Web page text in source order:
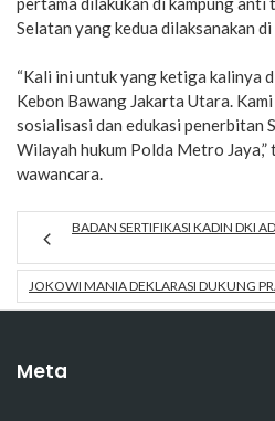
Selatan yang kedua dilaksanakan
“Kali ini untuk yang ketiga kalinya
Kebon Bawang Jakarta Utara.
sosialisasi dan edukasi penerbitan
Wilayah hukum Polda Metro
wawancara.
BADAN SERTIFIKASI KADIN DKI
JOKOWI MANIA DEKLARASI DUKUNG
Meta